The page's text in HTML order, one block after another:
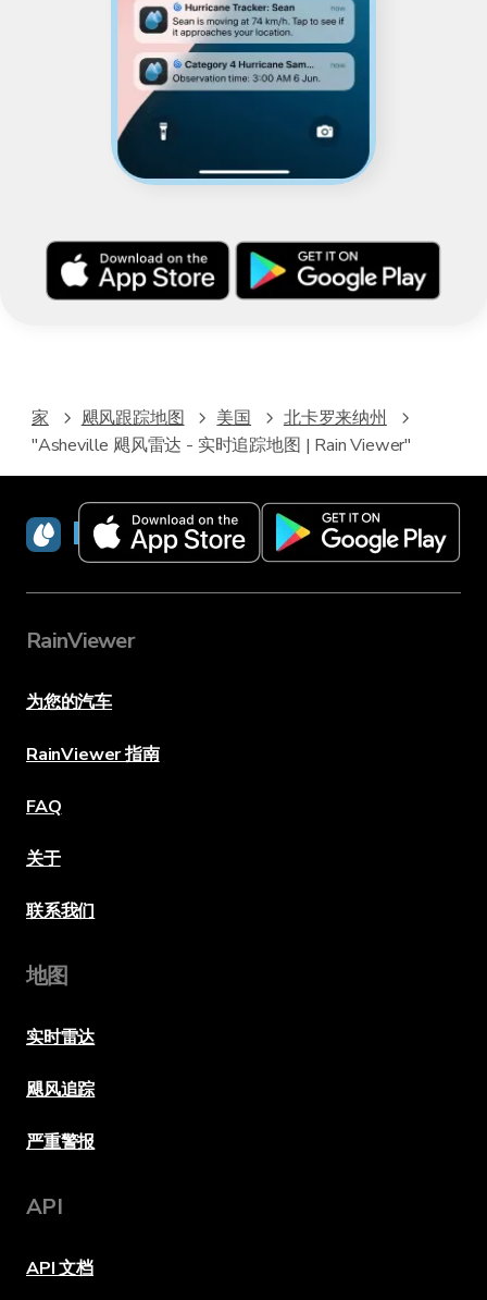
家 飓风跟踪地图 美国
北卡罗来纳州
"Asheville 飓风雷达 - 实时追踪地图 | Rain Viewer"
RainViewer
RainViewer
为您的汽车
RainViewer 指南
FAQ
关于
联系我们
地图
实时雷达
飓风追踪
严重警报
API
API 文档